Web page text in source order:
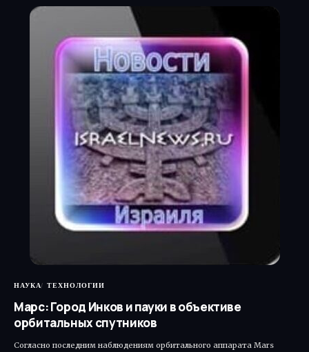
НАУКА ТЕХНОЛОГИИ
Марс: Город Инков и пауки в объективе
орбитальных спутников
Согласно последним наблюдениям орбитального аппарата Mars